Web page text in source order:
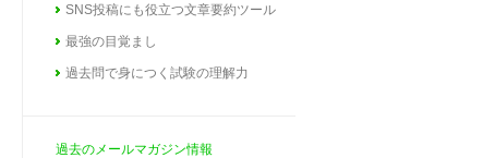
SNS投稿にも役立つ文章要約ツール
最強の目覚まし
過去問で身につく試験の理解力
過去のメールマガジン情報